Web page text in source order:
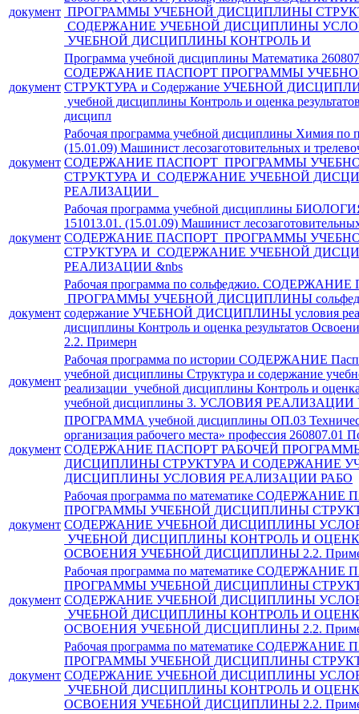
документ ПРОГРАММЫ УЧЕБНОЙ ДИСЦИПЛИНЫ
СОДЕРЖАНИЕ УЧЕБНОЙ ДИСЦИПЛИНЫ
УЧЕБНОЙ ДИСЦИПЛИНЫ КОНТРОЛЬ И
документ
Программа учебной дисциплины Математика
СОДЕРЖАНИЕ ПАСПОРТ ПРОГРАММЫ
СТРУКТУРА и Содержание УЧЕБНОЙ
учебной дисциплины Контроль и оценка
дисципл
документ
Рабочая программа учебной дисциплины Химия по
(15.01.09) Машинист лесозаготовительных и
СОДЕРЖАНИЕ ПАСПОРТ ПРОГРАММЫ
СТРУКТУРА И СОДЕРЖАНИЕ УЧЕБНОЙ
РЕАЛИЗАЦИИ
документ
Рабочая программа учебной дисциплины
151013.01. (15.01.09) Машинист
СОДЕРЖАНИЕ ПАСПОРТ ПРОГРАММЫ
СТРУКТУРА И СОДЕРЖАНИЕ УЧЕБНОЙ
РЕАЛИЗАЦИИ &nbs
документ
Рабочая программа по сольфеджио.
ПРОГРАММЫ УЧЕБНОЙ ДИСЦИПЛИНЫ
содержание УЧЕБНОЙ ДИСЦИПЛИНЫ условия
дисциплины Контроль и оценка результатов
2.2. Примерн
документ
Рабочая программа по истории СОДЕРЖАНИЕ
учебной дисциплины Структура и содержание
реализации учебной дисциплины Контроль и оценка
учебной дисциплины 3. УСЛОВИЯ РЕАЛИЗАЦИИ
документ
ПРОГРАММА учебной дисциплины ОП.03
организация рабочего места» профессия 260807.01
СОДЕРЖАНИЕ ПАСПОРТ РАБОЧЕЙ
ДИСЦИПЛИНЫ СТРУКТУРА И СОДЕРЖАНИЕ
ДИСЦИПЛИНЫ УСЛОВИЯ РЕАЛИЗАЦИИ РАБО
документ
Рабочая программа по математике
ПРОГРАММЫ УЧЕБНОЙ ДИСЦИПЛИНЫ
СОДЕРЖАНИЕ УЧЕБНОЙ ДИСЦИПЛИНЫ
УЧЕБНОЙ ДИСЦИПЛИНЫ КОНТРОЛЬ И
ОСВОЕНИЯ УЧЕБНОЙ ДИСЦИПЛИНЫ 2.2.
документ
Рабочая программа по математике
ПРОГРАММЫ УЧЕБНОЙ ДИСЦИПЛИНЫ
СОДЕРЖАНИЕ УЧЕБНОЙ ДИСЦИПЛИНЫ
УЧЕБНОЙ ДИСЦИПЛИНЫ КОНТРОЛЬ И
ОСВОЕНИЯ УЧЕБНОЙ ДИСЦИПЛИНЫ 2.2.
документ
Рабочая программа по математике
ПРОГРАММЫ УЧЕБНОЙ ДИСЦИПЛИНЫ
СОДЕРЖАНИЕ УЧЕБНОЙ ДИСЦИПЛИНЫ
УЧЕБНОЙ ДИСЦИПЛИНЫ КОНТРОЛЬ И
ОСВОЕНИЯ УЧЕБНОЙ ДИСЦИПЛИНЫ 2.2.